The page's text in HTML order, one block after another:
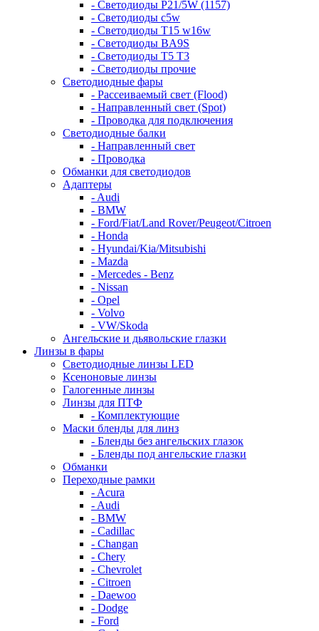
- Светодиоды P21/5W (1157)
- Светодиоды c5w
- Светодиоды T15 w16w
- Светодиоды BA9S
- Светодиоды T5 T3
- Светодиоды прочие
Светодиодные фары
- Рассеиваемый свет (Flood)
- Направленный свет (Spot)
- Проводка для подключения
Светодиодные балки
- Направленный свет
- Проводка
Обманки для светодиодов
Адаптеры
- Audi
- BMW
- Ford/Fiat/Land Rover/Peugeot/Citroen
- Honda
- Hyundai/Kia/Mitsubishi
- Mazda
- Mercedes - Benz
- Nissan
- Opel
- Volvo
- VW/Skoda
Ангельские и дьявольские глазки
Линзы в фары
Светодиодные линзы LED
Ксеноновые линзы
Галогенные линзы
Линзы для ПТФ
- Комплектующие
Маски бленды для линз
- Бленды без ангельских глазок
- Бленды под ангельские глазки
Обманки
Переходные рамки
- Acura
- Audi
- BMW
- Cadillac
- Changan
- Chery
- Chevrolet
- Citroen
- Daewoo
- Dodge
- Ford